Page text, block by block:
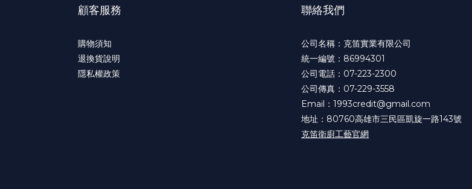
顧客服務
購物須知
退換貨說明
隱私權政策
聯絡我們
公司名稱：克笛實業有限公司
統一編號：86994301
公司電話：07-223-2300
公司傳真：07-229-3558
Email：1993credit@gmail.com
地址：80760高雄市三民區凱旋一路143號
克笛衛廚工藝官網